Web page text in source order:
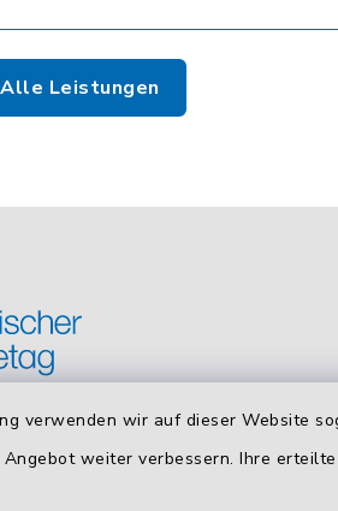
verwenden wir auf dieser Website
Angebot weiter verbessern. Ihre
Alle Leistungen